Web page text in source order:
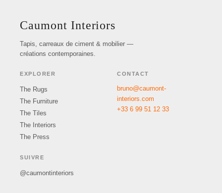
Caumont Interiors
Tapis, carreaux de ciment & mobilier —
créations contemporaines.
EXPLORER
The Rugs
The Furniture
The Tiles
The Interiors
The Press
CONTACT
bruno@caumont-
interiors.com
+33 6 99 51 12 33
SUIVRE
@caumontinteriors